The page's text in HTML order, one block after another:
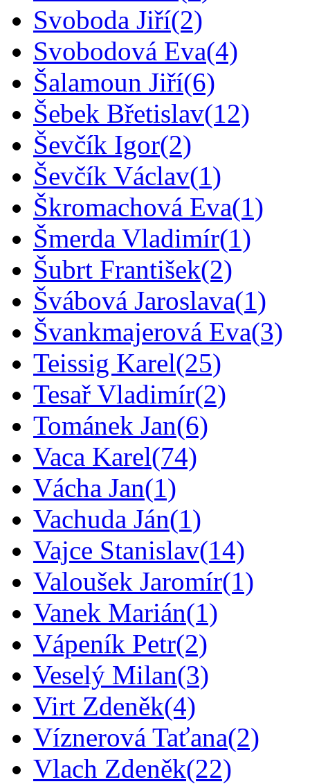
Svoboda Jiří(2)
Svobodová Eva(4)
Šalamoun Jiří(6)
Šebek Břetislav(12)
Ševčík Igor(2)
Ševčík Václav(1)
Škromachová Eva(1)
Šmerda Vladimír(1)
Šubrt František(2)
Švábová Jaroslava(1)
Švankmajerová Eva(3)
Teissig Karel(25)
Tesař Vladimír(2)
Tománek Jan(6)
Vaca Karel(74)
Vácha Jan(1)
Vachuda Ján(1)
Vajce Stanislav(14)
Valoušek Jaromír(1)
Vanek Marián(1)
Vápeník Petr(2)
Veselý Milan(3)
Virt Zdeněk(4)
Víznerová Taťana(2)
Vlach Zdeněk(22)